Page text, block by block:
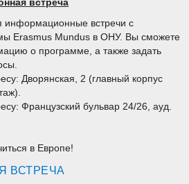
встреча
информационные встречи с
Erasmus Mundus в ОНУ. Вы сможете
о программе, а также задать
Дворянская, 2 (главный корпус
Французский бульвар 24/26, ауд.
в Европе!
ВСТРЕЧА